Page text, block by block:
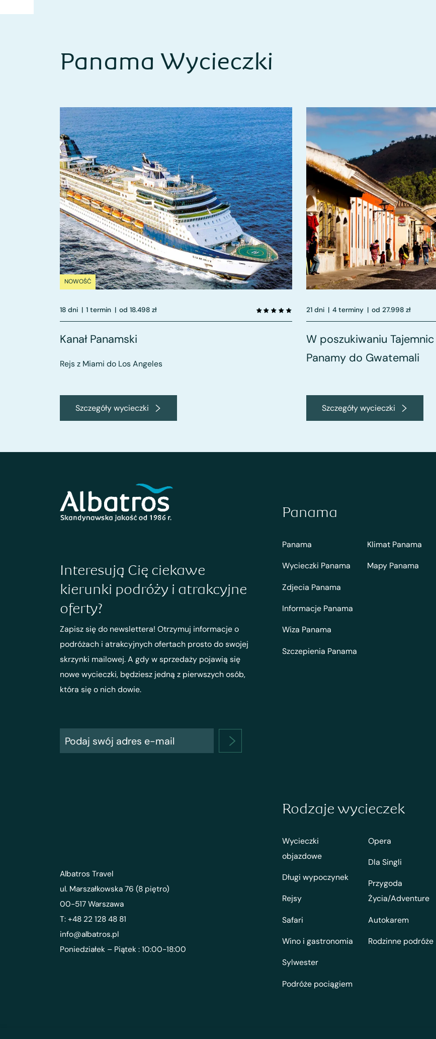
Panama Wycieczki
NOWOŚĆ
18 dni | 1 termin | od 18.498 zł
Kanał Panamski
Rejs z Miami do Los Angeles
Szczegóły wycieczki
21 dni | 4 terminy | od 27.998 zł
W poszukiwaniu
Panamy do Gwatemali
Szczegóły wycieczki
Interesują Cię ciekawe
kierunki podróży i atrakcyjne
oferty?
Zapisz się do newslettera! Otrzymuj informacje o
podróżach i atrakcyjnych ofertach prosto do swojej
skrzynki mailowej. A gdy w sprzedaży pojawią się
nowe wycieczki, będziesz jedną z pierwszych osób,
która się o nich dowie.
Panama
Panama
Wycieczki Panama
Zdjecia Panama
Informacje Panama
Wiza Panama
Szczepienia Panama
Klimat Panama
Mapy Panama
Albatros Travel
ul. Marszałkowska 76 (8 piętro)
00-517 Warszawa
T: +48 22 128 48 81
info@albatros.pl
Poniedziałek – Piątek : 10:00-18:00
Rodzaje wycieczek
Wycieczki
objazdowe
Długi wypoczynek
Rejsy
Safari
Wino i gastronomia
Sylwester
Podróże pociągiem
Opera
Dla Singli
Przygoda
Życia/Adventure
Autokarem
Rodzinne podróże